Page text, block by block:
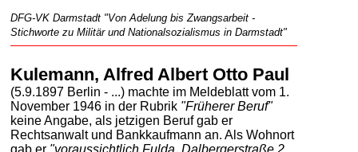
DFG-VK Darmstadt "Von Adelung bis Zwangsarbeit -
Stichworte zu Militär und Nationalsozialismus in Darmstadt"
Kulemann, Alfred Albert Otto Paul
(5.9.1897 Berlin - ...) machte im Meldeblatt vom 1.
November 1946 in der Rubrik "Früherer Beruf"
keine Angabe, als jetzigen Beruf gab er
Rechtsanwalt und Bankkaufmann an. Als Wohnort
gab er "voraussichtlich Fulda, Dalbergerstraße 2